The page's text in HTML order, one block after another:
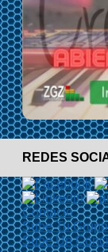
REDES
Contacto
Sube Tu Grupo
Sube Un